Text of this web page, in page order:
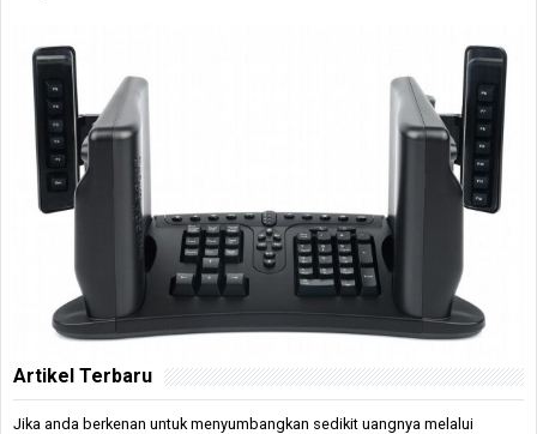
Artikel Terbaru
Jika anda berkenan untuk menyumbangkan sedikit uangnya melalui